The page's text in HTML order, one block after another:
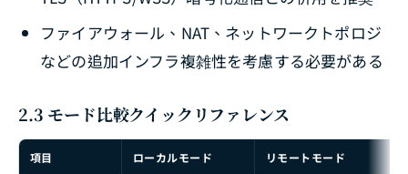
ファイアウォール、NAT、ネットワークトポロジ
などの追加インフラ複雑性を考慮する必要がある
2.3 モード比較クイックリファレンス
項目 ローカルモード リモートモード